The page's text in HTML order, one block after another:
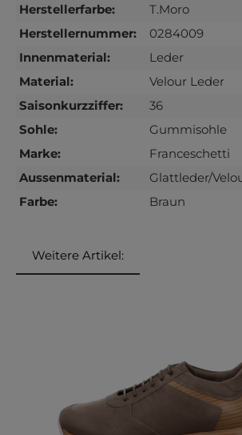
Herstellerfarbe:
T.Moro
Herstellernummer:
0284009
Innenmaterial:
Leder
Material:
Velour Leder
Saisonkurzziffer:
36
Sohle:
Gummisohle
Marke:
Franceschetti
Aussenmaterial:
Glattleder/
Farbe:
Braun
Weitere Artikel: